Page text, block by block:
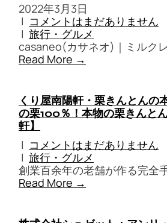
2022年3月3日
| コメントはまだありません
| 旅行・グルメ
casaneo(カサネオ)｜ミルク
Read More →
くり屋南陽軒・栗きんとんの
の栗100％！本物の栗きんと
軒】
| コメントはまだありません
| 旅行・グルメ
創業百余年の老舗が作る完全
Read More →